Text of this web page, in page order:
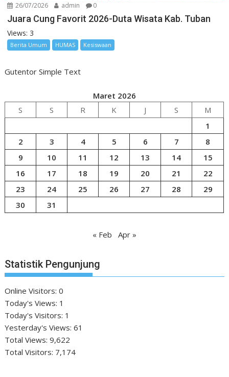
26/07/2026 admin 0
Juara Cung Favorit 2026-Duta Wisata Kab. Tuban
Views: 3
Berita Umum HUMAS Kesiswaan
Gutentor Simple Text
Maret 2026
S
S R K J S
M
1
2
3 4 5 6 7
8
9
10 11 12 13 14
15
16
17 18 19 20 21
22
23
24 25 26 27 28
29
30
31
« Feb Apr »
Statistik Pengunjung
Online Visitors:0
Today's Views: 1
Today's Visitors: 1
Yesterday's Views:61
Total Views:9,622
Total Visitors: 7,174